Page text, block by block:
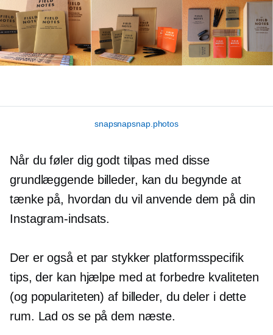
snapsnapsnap.photos
Når du føler dig godt tilpas med disse
grundlæggende billeder, kan du begynde at
tænke på, hvordan du vil anvende dem på din
Instagram-indsats.
Der er også et par stykker platformsspecifik
tips, der kan hjælpe med at forbedre kvaliteten
(og populariteten) af billeder, du deler i dette
rum. Lad os se på dem næste.